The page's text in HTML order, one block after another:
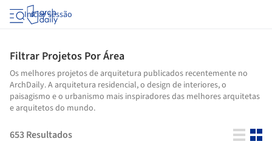
Iniciar sessão
Filtrar Projetos Por Área
Os melhores projetos de arquitetura publicados recentemente no
ArchDaily. A arquitetura residencial, o design de interiores, o
paisagismo e o urbanismo mais inspiradores das melhores arquitetas
e arquitetos do mundo.
653Resultados